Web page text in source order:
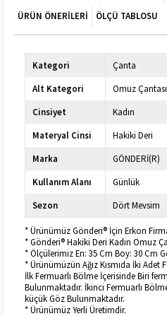
ÜRÜN ÖNERILERI
ÖLÇÜ TABLOSU
Kategori
Çanta
Alt Kategori
Omuz Çantası
Cinsiyet
Kadın
Materyal Cinsi
Hakiki Deri
Marka
GÖNDERİ(R)
Kullanım Alanı
Günlük
Sezon
Dört Mevsim
* Ürünümüz Gönderi® İçin Erkon
* Gönderi® Hakiki Deri Kadın Omuz
* Ölçülerimiz En: 35 Cm Boy: 30 Cm
* Ürünümüzün Ağız Kısmıda İki Adet
İlk Fermuarlı Bölme İçerisinde Biri
Bulunmaktadır. İkinci Fermuarlı
küçük Göz Bulunmaktadır.
* Ürünümüz Yerli Üretimdir.